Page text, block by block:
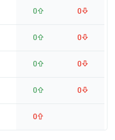
0 0
0 0
0 0
0 0
0